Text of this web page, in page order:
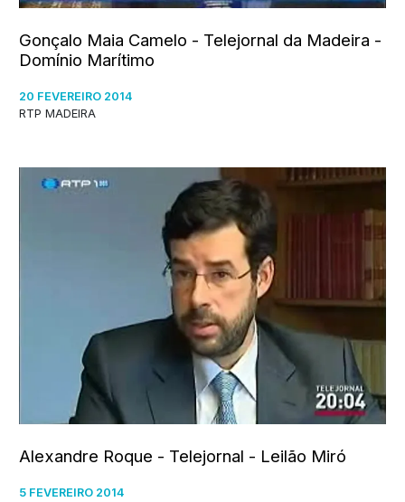
Gonçalo Maia Camelo - Telejornal da Madeira -
Domínio Marítimo
20 FEVEREIRO 2014
RTP MADEIRA
Alexandre Roque - Telejornal - Leilão Miró
5 FEVEREIRO 2014